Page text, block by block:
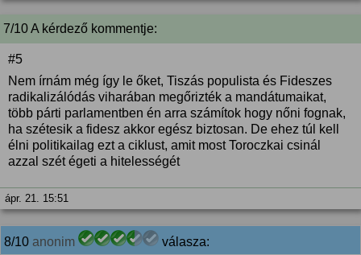
7/10 A kérdező kommentje:
#5
Nem írnám még így le őket, Tiszás populista és Fideszes
radikalizálódás viharában megőrizték a mandátumaikat,
több párti parlamentben én arra számítok hogy nőni fognak,
ha szétesik a fidesz akkor egész biztosan. De ehez túl kell
élni politikailag ezt a ciklust, amit most Toroczkai csinál
azzal szét égeti a hitelességét
ápr. 21. 15:51
8/10 anonim válasza: